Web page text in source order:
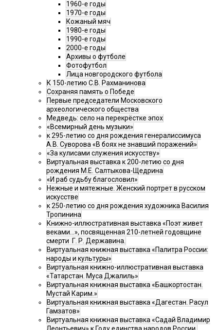
1960-е годы
1970-е годы
Кожаный мяч
1980-е годы
1990-е годы
2000-е годы
Архивы о футболе
Фотофутбол
Лица новгородского футбола
К 150-летию С.В. Рахманинова
Сохраняя память о Победе
Первые председатели Московского
археологического общества
Медведь: село на перекрёстке эпох
«Всемирный день музыки»
к 295-летию со дня рождения генералиссимуса
А.В. Суворова «В боях не знавший поражений»
«За кулисами служения искусству»
Виртуальная выставка к 200-летию со дня
рождения М.Е. Салтыкова-Щедрина
«И раб судьбу благословил»
Нежные и мятежные. Женский портрет в русском
искусстве
к 250-летию со дня рождения художника Василия
Тропинина
Книжно-иллюстративная выставка «Поэт живет
веками…», посвященная 210-летней годовщине
смерти Г. Р. Державина.
Виртуальная книжная выставка «Палитра России:
народы и культуры»
Виртуальная книжно-иллюстративная выставка
«Татарстан. Муса Джалиль»
Виртуальная книжная выставка «Башкортостан.
Мустай Карим.»
Виртуальная книжная выставка «Дагестан. Расул
Гамзатов»
Виртуальная книжная выставка «Садай Владимир